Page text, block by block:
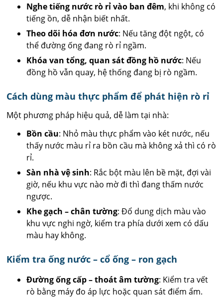
Nghe tiếng nước rò rỉ vào ban đêm, khi không có
tiếng ồn, dễ nhận biết nhất.
Theo dõi hóa đơn nước: Nếu tăng đột ngột, có
thể đường ống đang rò rỉ ngầm.
Khóa van tổng, quan sát đồng hồ nước: Nếu
đồng hồ vẫn quay, hệ thống đang bị rò ngầm.
Cách dùng màu thực phẩm để phát hiện rò rỉ
Một phương pháp hiệu quả, dễ làm tại nhà:
Bồn cầu: Nhỏ màu thực phẩm vào két nước, nếu
thấy nước màu rỉ ra bồn cầu mà không xả thì có rò
rỉ.
Sàn nhà vệ sinh: Rắc bột màu lên bề mặt, đợi vài
giờ, nếu khu vực nào mờ đi thì đang thấm nước
ngược.
Khe gạch – chân tường: Đổ dung dịch màu vào
khu vực nghi ngờ, kiểm tra phía dưới xem có dấu
màu hay không.
Kiểm tra ống nước – cổ ống – ron gạch
Đường ống cấp – thoát âm tường: Kiểm tra vết
rò bằng máy đo áp lực hoặc quan sát điểm ẩm.